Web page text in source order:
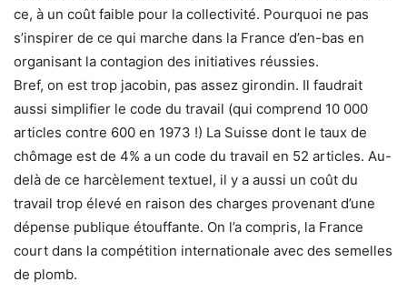
ce, à un coût faible pour la collectivité. Pourquoi ne pas
s’inspirer de ce qui marche dans la France d’en-bas en
organisant la contagion des initiatives réussies.
Bref, on est trop jacobin, pas assez girondin. Il faudrait
aussi simplifier le code du travail (qui comprend 10 000
articles contre 600 en 1973 !) La Suisse dont le taux de
chômage est de 4% a un code du travail en 52 articles. Au-
delà de ce harcèlement textuel, il y a aussi un coût du
travail trop élevé en raison des charges provenant d’une
dépense publique étouffante. On l’a compris, la France
court dans la compétition internationale avec des semelles
de plomb.